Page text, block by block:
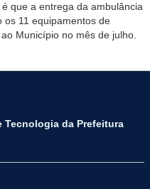
que a entrega da ambulância
os 11 equipamentos de
Município no mês de julho.
da Prefeitura